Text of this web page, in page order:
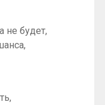
не будет,